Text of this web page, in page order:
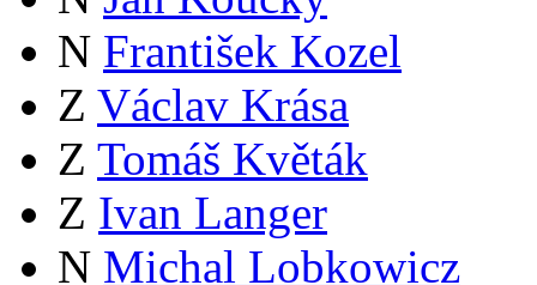
N František Kozel
Z Václav Krása
Z Tomáš Květák
Z Ivan Langer
N Michal Lobkowicz